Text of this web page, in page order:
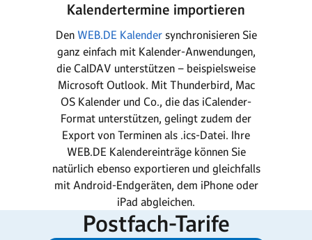
Kalendertermine importieren
Den WEB.DE Kalendersynchronisieren Sie
ganz einfach mit Kalender-Anwendungen,
die CalDAV unterstützen – beispielsweise
Microsoft Outlook. Mit Thunderbird, Mac
OS Kalender und Co., die das iCalender-
Format unterstützen, gelingt zudem der
Export von Terminen als .ics-Datei. Ihre
WEB.DE Kalendereinträge können Sie
natürlich ebenso exportieren und gleichfalls
mit Android-Endgeräten, dem iPhone oder
iPad abgleichen.
Postfach-Tarife